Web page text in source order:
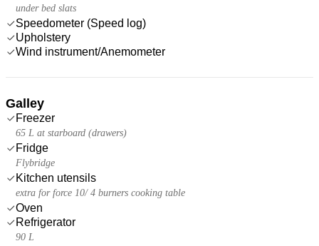
under bed slats
Speedometer (Speed log)
Upholstery
Wind instrument/Anemometer
Galley
Freezer
65 L at starboard (drawers)
Fridge
Flybridge
Kitchen utensils
extra for force 10/ 4 burners cooking table
Oven
Refrigerator
90 L